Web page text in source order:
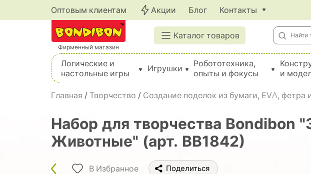
Оптовым клиентам Акции Блог Контакты
Фирменный магазин
Каталог товаров
Логические и
настольные игры
Игрушки
Робототехника,
опыты и фокусы
и
Главная / Творчество / Создание поделок из бумаги, EVA, фетра
Набор для творчества Bondibon
Животные" (арт. ВВ1842)
В Избранное Поделиться